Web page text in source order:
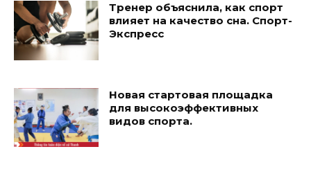
Тренер объяснила, как спорт
влияет на качество сна. Спорт-
Экспресс
Новая стартовая площадка
для высокоэффективных
видов спорта.